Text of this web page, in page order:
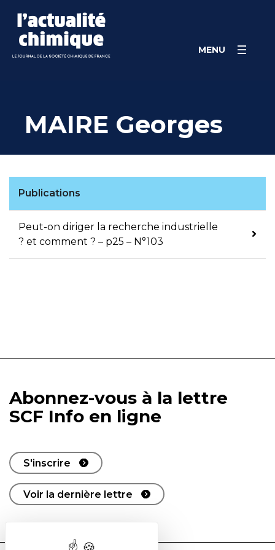
content
MENU
MAIRE Georges
Publications
Peut-on diriger la recherche industrielle
? et comment ? – p25 – N°103
Abonnez-vous à la lettre
SCF Info en ligne
S'inscrire
Voir la dernière lettre